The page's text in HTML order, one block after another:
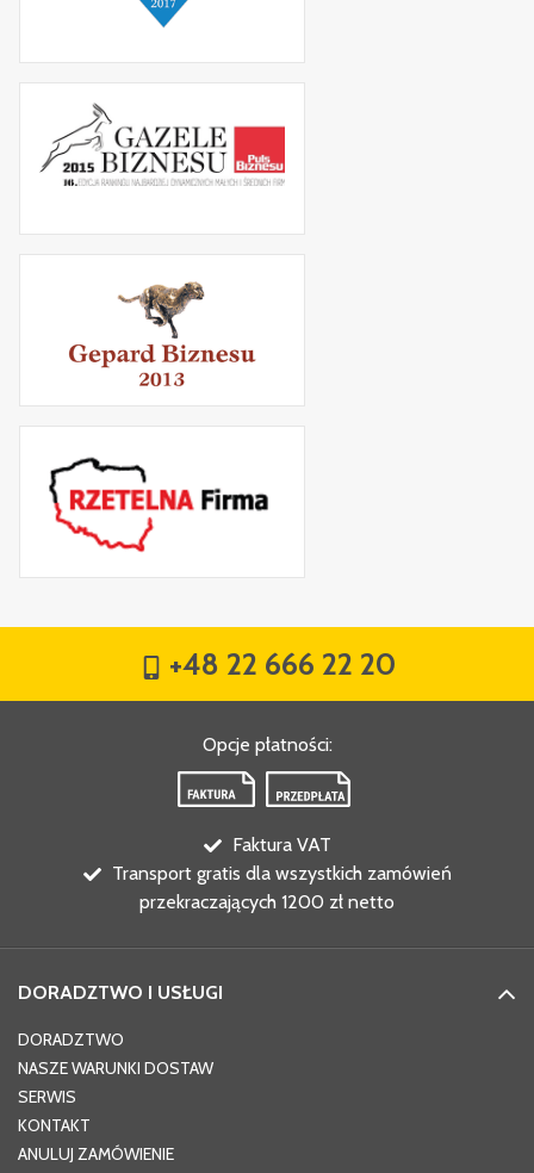
+48 22 666 22 20
Opcje płatności:
Faktura VAT
Transport gratis dla wszystkich zamówień
przekraczających 1200 zł netto
DORADZTWO I USŁUGI
DORADZTWO
NASZE WARUNKI DOSTAW
SERWIS
KONTAKT
ANULUJ ZAMÓWIENIE